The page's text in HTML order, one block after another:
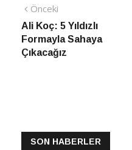
Yazı
gezinmesi
Önceki
haber
Ali Koç: 5 Yıldızlı
Formayla Sahaya
Çıkacağız
SON HABERLER